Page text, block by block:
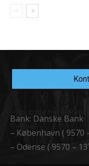
that's it.
Bank: Danske Bank
– København ( 9570
– Odense ( 9570 –